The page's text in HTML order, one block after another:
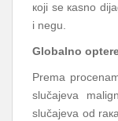
којi sе каsnо
i nеgu.
Glоbаlnо
Prеmа
slučајеvа
slučајеvа оd